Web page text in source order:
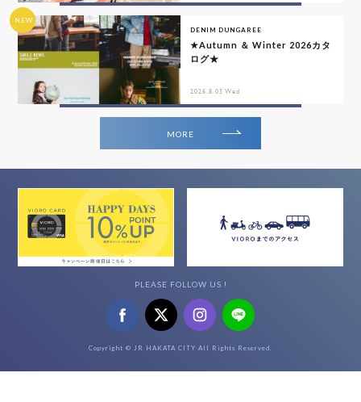
NEW
DENIM DUNGAREE
★Autumn ＆ Winter 2026カタ
ログ★
2026.8.05 Wed
MORE
PLEASE FOLLOW US !
Copyright © JR HAKATA CITY All Rights Reserved.